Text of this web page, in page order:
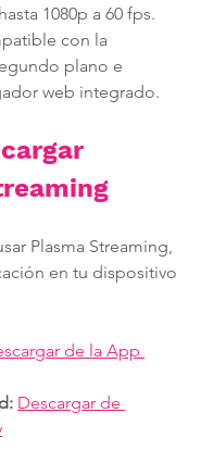
1080p a 60 fps.
con la
plano e
web integrado.
Plasma Streaming,
en tu dispositivo
de la App
Descargar de